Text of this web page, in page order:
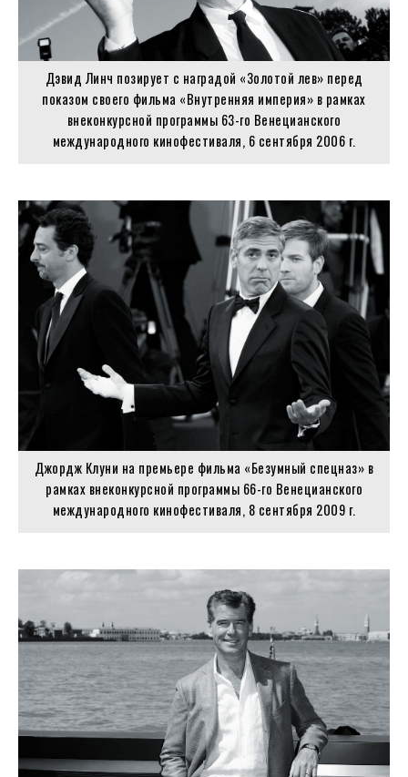
Дэвид Линч позирует с наградой «Золотой лев» перед
показом своего фильма «Внутренняя империя» в рамках
внеконкурсной программы 63-го Венецианского
международного кинофестиваля, 6 сентября 2006 г.
Джордж Клуни на премьере фильма «Безумный спецназ» в
рамках внеконкурсной программы 66-го Венецианского
международного кинофестиваля, 8 сентября 2009 г.